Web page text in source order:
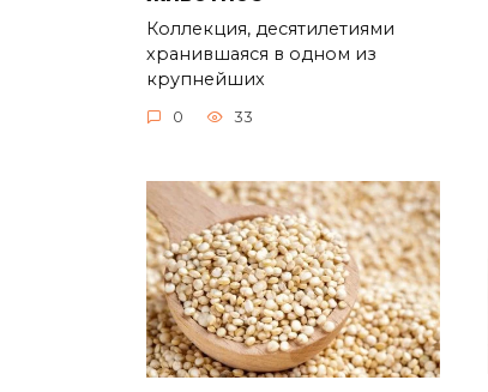
Коллекция, десятилетиями
хранившаяся в одном из
крупнейших
0 33